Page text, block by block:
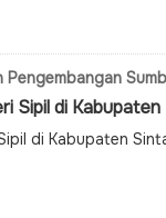
Sipil di
di Kabupaten